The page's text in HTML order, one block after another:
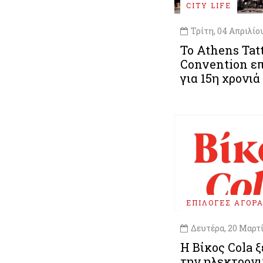
CITY LIFE
Τρίτη, 04
Το Athens
Convention
για 15η χρονιά
ΕΠΙΛΟΓΕΣ
Δευτέρα, 20
Η Βίκος Cola